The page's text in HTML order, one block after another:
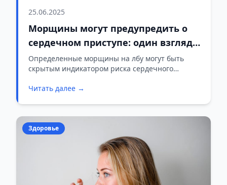
25.06.2025
Морщины могут предупредить о
сердечном приступе: один взгляд в
зеркало может спасти жизнь
Определенные морщины на лбу могут быть
скрытым индикатором риска сердечного
Читать далее →
Здоровье